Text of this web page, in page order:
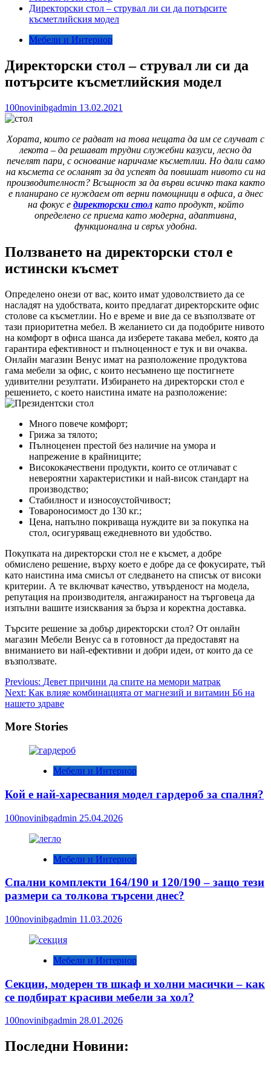
Директорски стол – струвал ли си да потърсите
късметлийския модел
Мебели и Интериор
Директорски стол – струвал ли си да
потърсите късметлийския модел
100novinibgadmin 13.02.2021
Хората, които се радват на това нещата да им се случват с
лекота – да решават трудни служебни казуси, лесно да
печелят пари, с основание наричаме късметлии. Но дали само
на късмета се осланят за да успеят да повишат нивото си на
производителност? Всъщност за да върви всичко така както
е планирано се нуждаем от верни помощници в офиса, а днес
на фокус е директорски столкато продукт, който
определено се приема като модерна, адаптивна,
функционална и свръх удобна.
Ползването на директорски стол е
истински късмет
Определено онези от вас, които имат удоволствието да се
насладят на удобствата, които предлагат директорските офис
столове са късметлии. Но е време и вие да се възползвате от
тази приоритетна мебел. В желанието си да подобрите нивото
на комфорт в офиса шанса да изберете такава мебел, която да
гарантира ефективност и пълноценност е тук и ви очаква.
Онлайн магазин Венус имат на разположение продуктова
гама мебели за офис, с които несъмнено ще постигнете
удивителни резултати. Избирането на директорски стол е
решението, с което наистина имате на разположение:
Много повече комфорт;
Грижа за тялото;
Пълноценен престой без наличие на умора и
напрежение в крайниците;
Висококачествени продукти, които се отличават с
невероятни характеристики и най-висок стандарт на
производство;
Стабилност и износоустойчивост;
Товароносимост до 130 кг.;
Цена, напълно покриваща нуждите ви за покупка на
стол, осигуряващ ежедневното ви удобство.
Покупката на директорски стол не е късмет, а добре
обмислено решение, върху което е добре да се фокусирате, тъй
като наистина има смисъл от следването на списък от високи
критерии. А те включват качество, утвърденост на модела,
репутация на производителя, ангажираност на търговеца да
изпълни вашите изисквания за бърза и коректна доставка.
Търсите решение за добър директорски стол? От онлайн
магазин Мебели Венус са в готовност да предоставят на
вниманието ви най-ефективни и добри идеи, от които да се
възползвате.
Post
navigation
Previous: Девет причини да спите на мемори матрак
Next: Как влияе комбинацията от магнезий и витамин Б6 на
нашето здраве
More Stories
Мебели и Интериор
Кой е най-харесвания модел гардероб за спалня?
100novinibgadmin 25.04.2026
Мебели и Интериор
Спални комплекти 164/190 и 120/190 – защо тези
размери са толкова търсени днес?
100novinibgadmin 11.03.2026
Мебели и Интериор
Секции, модерен тв шкаф и холни масички – как
се подбират красиви мебели за хол?
100novinibgadmin 28.01.2026
Последни Новини: